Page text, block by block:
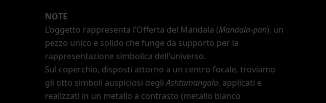
NOTE
L’oggetto rappresenta l’Offerta del Mandala (Mandala-pan), un
pezzo unico e solido che funge da supporto per la
rappresentazione simbolica dell’universo.
Sul coperchio, disposti attorno a un centro focale, troviamo
gli otto simboli auspiciosi degliAshtamangala, applicati e
realizzati in un metallo a contrasto (metallo bianco